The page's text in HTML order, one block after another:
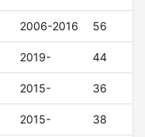
2006-2016 56
2019- 44
2015- 36
2015- 38